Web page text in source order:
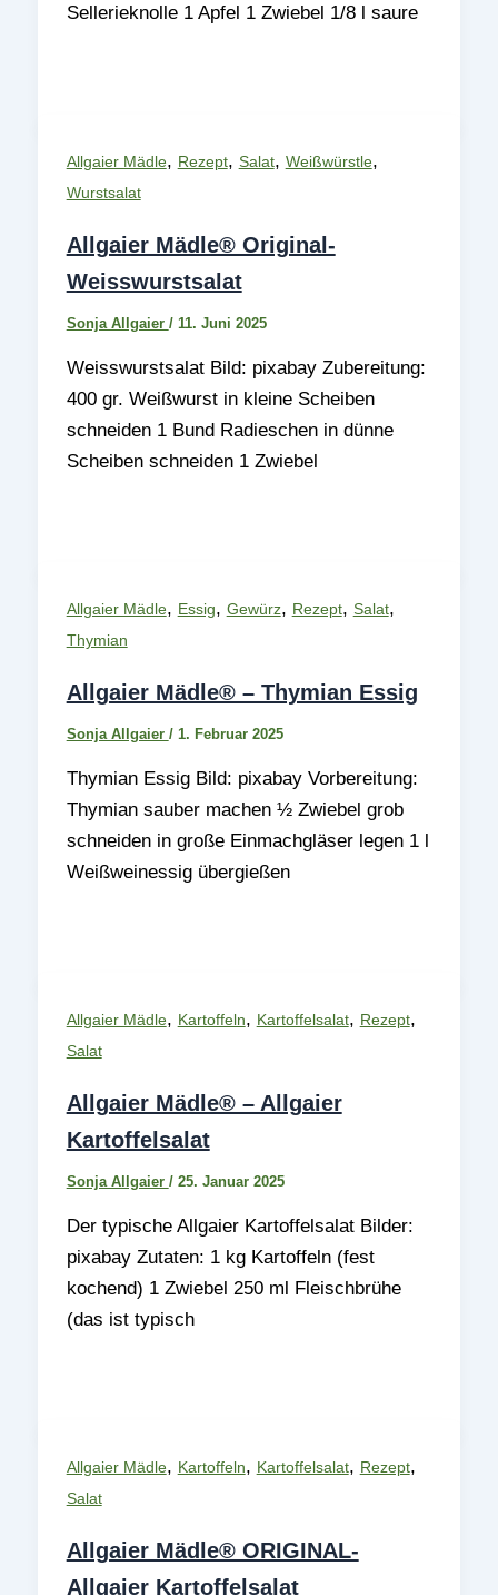
Sellerieknolle 1 Apfel 1 Zwiebel 1/8 l saure
Allgaier Mädle, Rezept, Salat, Weißwürstle,
Wurstsalat
Allgaier Mädle® Original-
Weisswurstsalat
Sonja Allgaier / 11. Juni 2025
Weisswurstsalat Bild: pixabay Zubereitung:
400 gr. Weißwurst in kleine Scheiben
schneiden 1 Bund Radieschen in dünne
Scheiben schneiden 1 Zwiebel
Allgaier Mädle, Essig, Gewürz, Rezept, Salat,
Thymian
Allgaier Mädle® – Thymian Essig
Sonja Allgaier / 1. Februar 2025
Thymian Essig Bild: pixabay Vorbereitung:
Thymian sauber machen ½ Zwiebel grob
schneiden in große Einmachgläser legen 1 l
Weißweinessig übergießen
Allgaier Mädle, Kartoffeln, Kartoffelsalat, Rezept,
Salat
Allgaier Mädle® – Allgaier
Kartoffelsalat
Sonja Allgaier / 25. Januar 2025
Der typische Allgaier Kartoffelsalat Bilder:
pixabay Zutaten: 1 kg Kartoffeln (fest
kochend) 1 Zwiebel 250 ml Fleischbrühe
(das ist typisch
Allgaier Mädle, Kartoffeln, Kartoffelsalat, Rezept,
Salat
Allgaier Mädle® ORIGINAL-
Allgaier Kartoffelsalat